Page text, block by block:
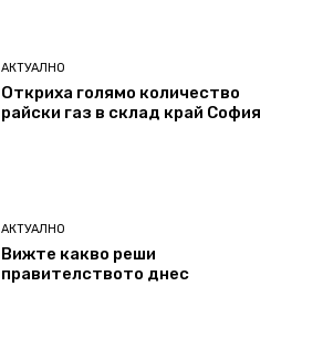
АКТУАЛНО
Откриха голямо количество
райски газ в склад край София
АКТУАЛНО
Вижте какво реши
правителството днес